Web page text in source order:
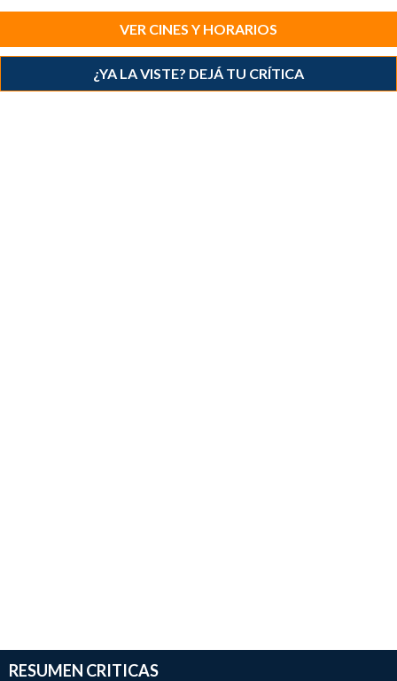
VER CINES Y HORARIOS
¿YA LA VISTE? DEJÁ TU CRÍTICA
RESUMEN CRITICAS